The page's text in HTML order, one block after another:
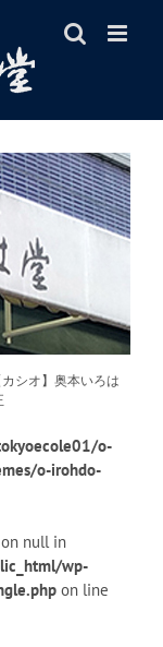
カシオ】奥本いろは
o-
o-irohdo-
on null in
wp-
on line